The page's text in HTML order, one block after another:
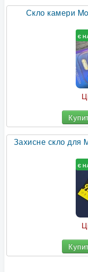
Скло камери
Є
Захисне скло для
Є